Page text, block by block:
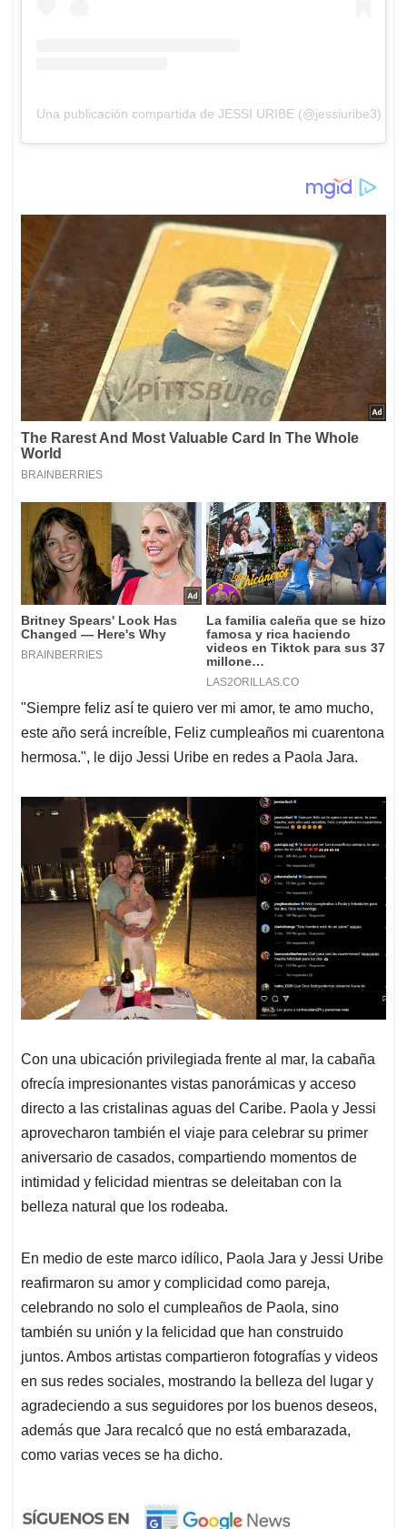
Una publicación compartida de JESSI URIBE (@jessiuribe3)
"Siempre feliz así te quiero ver mi amor, te amo mucho,
este año será increíble, Feliz cumpleaños mi cuarentona
hermosa.", le dijo Jessi Uribe en redes a Paola Jara.
Con una ubicación privilegiada frente al mar, la cabaña
ofrecía impresionantes vistas panorámicas y acceso
directo a las cristalinas aguas del Caribe. Paola y Jessi
aprovecharon también el viaje para celebrar su primer
aniversario de casados, compartiendo momentos de
intimidad y felicidad mientras se deleitaban con la
belleza natural que los rodeaba.
En medio de este marco idílico, Paola Jara y Jessi Uribe
reafirmaron su amor y complicidad como pareja,
celebrando no solo el cumpleaños de Paola, sino
también su unión y la felicidad que han construido
juntos. Ambos artistas compartieron fotografías y videos
en sus redes sociales, mostrando la belleza del lugar y
agradeciendo a sus seguidores por los buenos deseos,
además que Jara recalcó que no está embarazada,
como varias veces se ha dicho.